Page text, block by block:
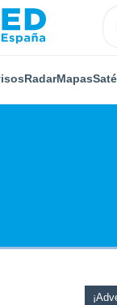
RadarMapas